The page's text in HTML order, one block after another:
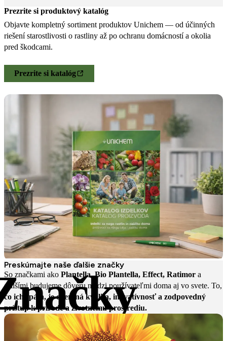
Prezrite si produktový katalóg
Objavte kompletný sortiment produktov Unichem — od účinných
riešení starostlivosti o rastliny až po ochranu domácností a okolia
pred škodcami.
Prezrite si katalóg
Preskúmajte naše ďalšie značky
So značkami ako Plantella, Bio Plantella, Effect, Ratimor a
ďalšími budujeme dôveru medzi používateľmi doma aj vo svete. To,
čo ich spája, je overená kvalita, inovatívnosť a zodpovedný
prístup k prírode a životnému prostrediu.